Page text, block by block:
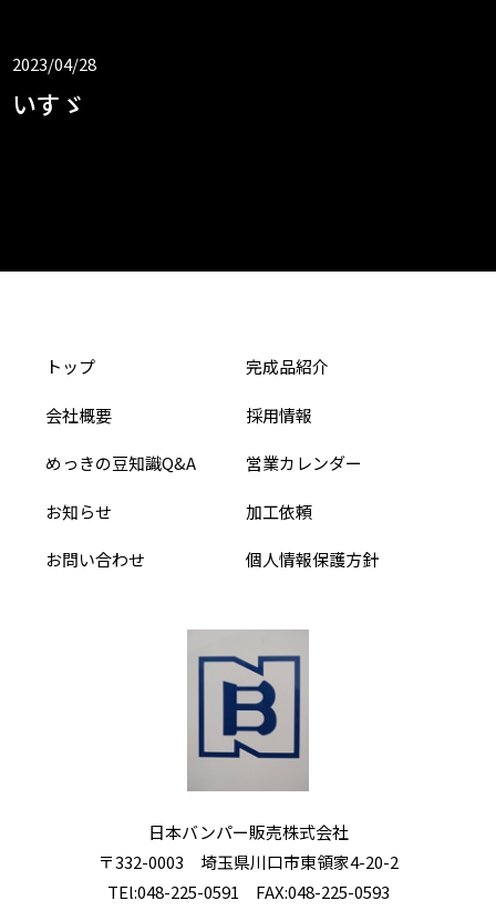
2023/04/28
いすゞ
トップ 完成品紹介
会社概要 採用情報
めっきの豆知識Q&A 営業カレンダー
お知らせ 加工依頼
お問い合わせ 個人情報保護方針
日本バンパー販売株式会社
〒332-0003 埼玉県川口市東領家4-20-2
TEl:048-225-0591 FAX:048-225-0593